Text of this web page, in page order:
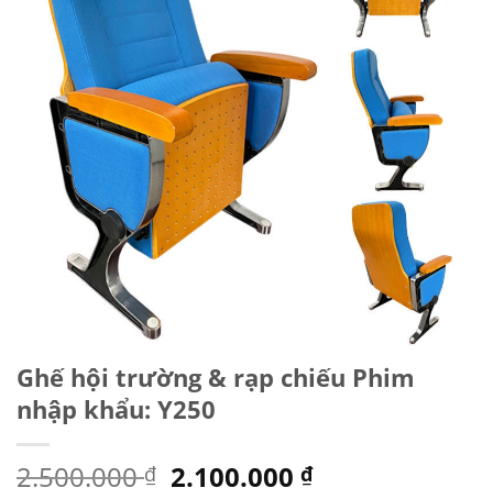
Ghế hội trường & rạp chiếu Phim
nhập khẩu: Y250
2.500.000₫ Giá
2.100.000₫Giá